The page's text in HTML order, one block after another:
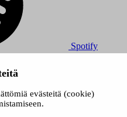
evästeitä (cookie)
Spotify